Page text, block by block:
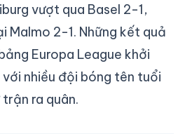
vượt qua Basel 2-1,
Malmo 2-1. Những kết quả
Europa League khởi
nhiều đội bóng tên tuổi
ra quân.